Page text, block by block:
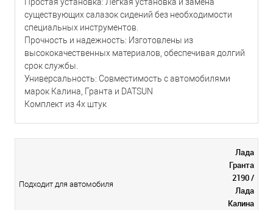
Простая установка: Легкая установка и замена
существующих салазок сидений без необходимости
специальных инструментов.
Прочность и надежность: Изготовлены из
высококачественных материалов, обеспечивая долгий
срок службы.
Универсальность: Совместимость с автомобилями
марок Калина, Гранта и DATSUN
Комплект из 4х штук
Подходит для автомобиля
Лада
Гранта
2190 /
Лада
Калина